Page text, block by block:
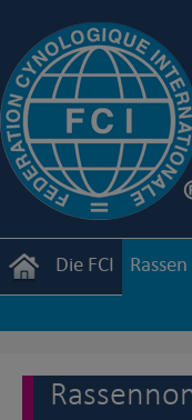
Die FCI Rassen